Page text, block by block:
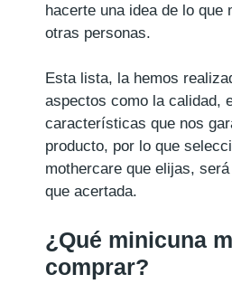
hacerte una idea de lo que
otras personas.
Esta lista, la hemos
aspectos como la calidad,
características que nos
producto, por lo que
mothercare que elijas,
que acertada.
¿Qué minicuna
comprar?